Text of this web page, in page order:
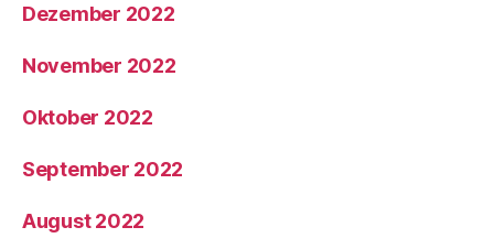
Dezember 2022
November 2022
Oktober 2022
September 2022
August 2022